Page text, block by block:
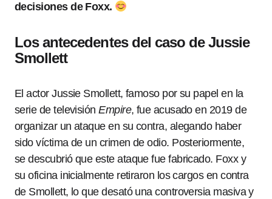
decisiones de Foxx.
Los antecedentes del caso de Jussie
Smollett
El actor Jussie Smollett, famoso por su papel en la
serie de televisiónEmpire, fue acusado en 2019 de
organizar un ataque en su contra, alegando haber
sido víctima de un crimen de odio. Posteriormente,
se descubrió que este ataque fue fabricado. Foxx y
su oficina inicialmente retiraron los cargos en contra
de Smollett, lo que desató una controversia masiva y